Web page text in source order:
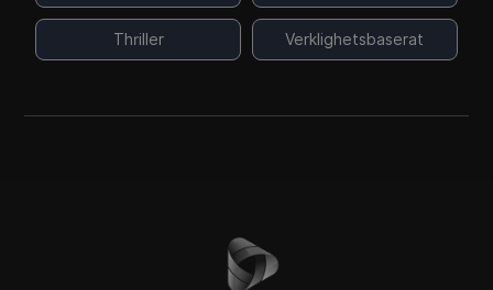
Thriller Verklighetsbaserat